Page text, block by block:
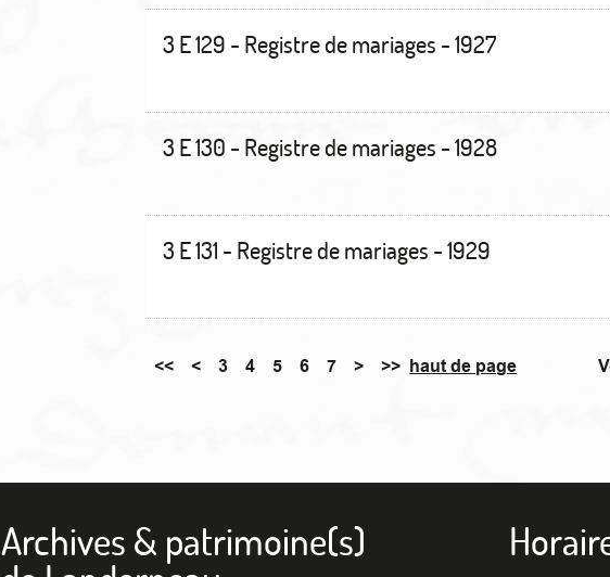
3 E 129 - Registre de mariages - 1927
3 E 130 - Registre de mariages - 1928
3 E 131 - Registre de mariages - 1929
<< < 3 4 5 6 7 > >> haut de page
Archives & patrimoine(s)